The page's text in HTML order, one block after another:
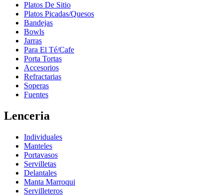
Platos De Sitio
Platos Picadas/Quesos
Bandejas
Bowls
Jarras
Para El Té/Cafe
Porta Tortas
Accesorios
Refractarias
Soperas
Fuentes
Lenceria
Individuales
Manteles
Portavasos
Servilletas
Delantales
Manta Marroqui
Servilleteros